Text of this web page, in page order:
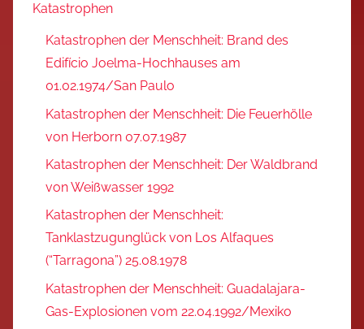
Katastrophen
Katastrophen der Menschheit: Brand des
Edifício Joelma-Hochhauses am
01.02.1974/San Paulo
Katastrophen der Menschheit: Die Feuerhölle
von Herborn 07.07.1987
Katastrophen der Menschheit: Der Waldbrand
von Weißwasser 1992
Katastrophen der Menschheit:
Tanklastzugunglück von Los Alfaques
(“Tarragona”) 25.08.1978
Katastrophen der Menschheit: Guadalajara-
Gas-Explosionen vom 22.04.1992/Mexiko